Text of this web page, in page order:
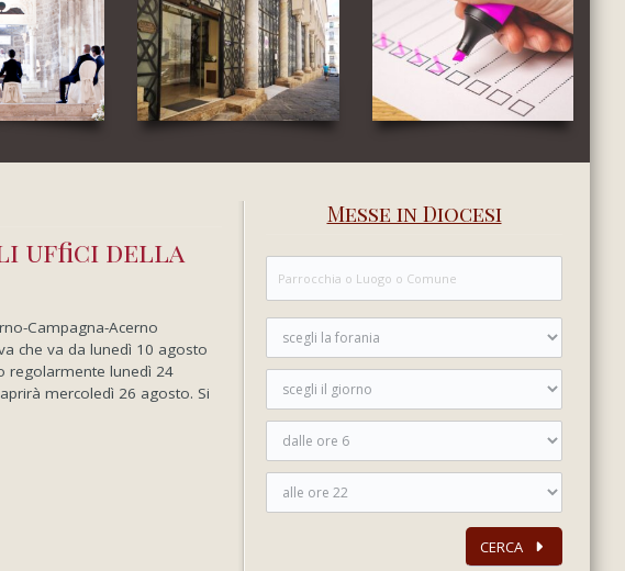
uffici della
Campagna-Acerno
che va da lunedì 10 agosto
regolarmente lunedì 24
mercoledì 26 agosto. Si
Messe in Diocesi
CERCA